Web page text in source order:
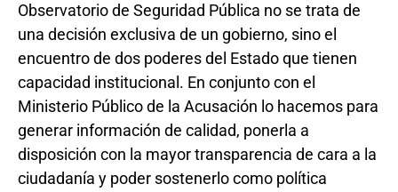
Observatorio de Seguridad Pública no se trata de
una decisión exclusiva de un gobierno, sino el
encuentro de dos poderes del Estado que tienen
capacidad institucional. En conjunto con el
Ministerio Público de la Acusación lo hacemos para
generar información de calidad, ponerla a
disposición con la mayor transparencia de cara a la
ciudadanía y poder sostenerlo como política